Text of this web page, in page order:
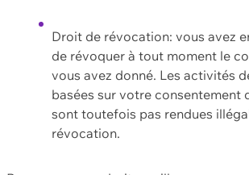
Droit de révocation: vous avez
de révoquer à tout moment le
vous avez donné. Les activités
basées sur votre consentement
sont toutefois pas rendues
révocation.